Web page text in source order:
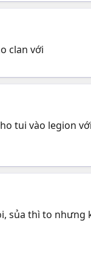
clan với
tui vào legion
sủa thì to